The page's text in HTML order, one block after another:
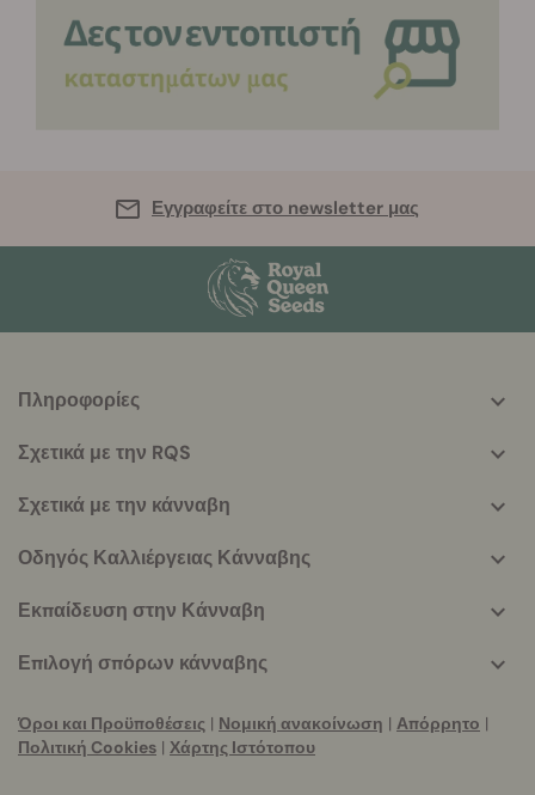
Εγγραφείτε στο newsletter μας
More
info
Πληροφορίες
Σχετικά με την RQS
Σχετικά με την κάνναβη
Οδηγός Καλλιέργειας Κάνναβης
Εκπαίδευση στην Κάνναβη
Επιλογή σπόρων κάνναβης
Όροι και Προϋποθέσεις | Νομική ανακοίνωση | Απόρρητο |
Πολιτική Cookies | Χάρτης Ιστότοπου